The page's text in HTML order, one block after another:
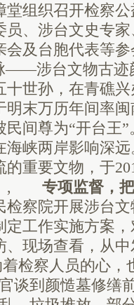
堂组织召开检察
员、涉台文史专
会及台胞代表等
脉——涉台文物
十世孙，在青礁
明末万历年间率
间尊为“开台王
海峡两岸影响
重要文物，于
, 专项监督，把
检察院开展涉台
工作实施方案
、现场查看，从
察人员的心，
谈到颜慥墓修缮